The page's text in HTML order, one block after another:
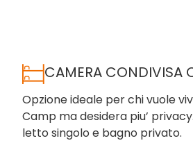
CAMERA CONDIVISA
Opzione ideale per chi vuole
Camp ma desidera piu’
letto singolo e bagno privato.